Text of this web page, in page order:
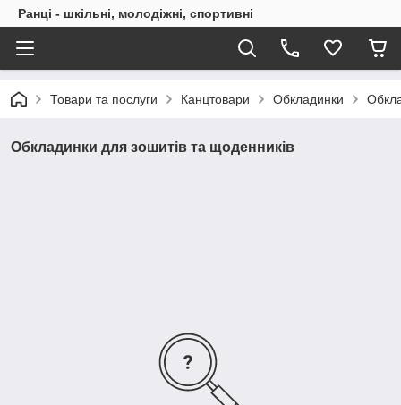
Ранці - шкільні, молодіжні, спортивні
Товари та послуги Канцтовари Обкладинки
Обкладинки для зошитів та щоденників